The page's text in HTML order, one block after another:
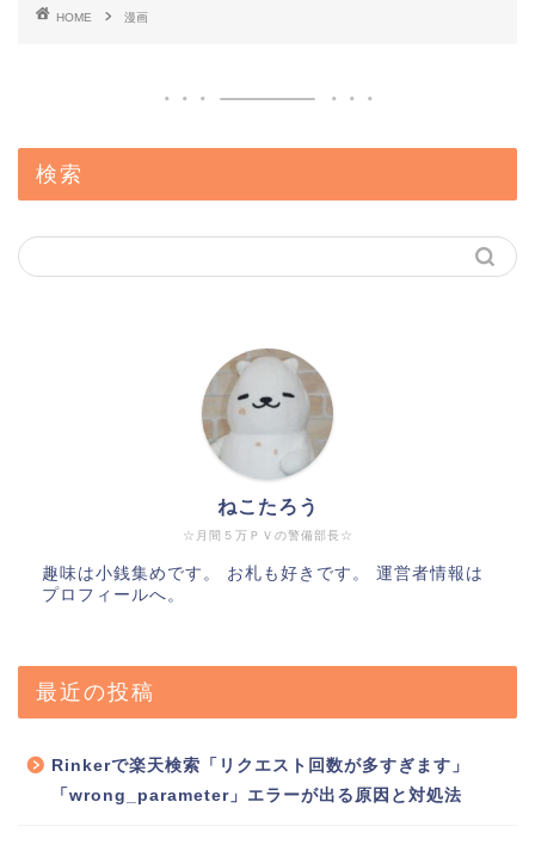
HOME 漫画
検索
☆月間５万ＰＶの警備部長☆
ねこたろう
趣味は小銭集めです。 お札も好きです。 運営者情報は
プロフィールへ。
最近の投稿
Rinkerで楽天検索「リクエスト回数が多すぎます」
「wrong_parameter」エラーが出る原因と対処法